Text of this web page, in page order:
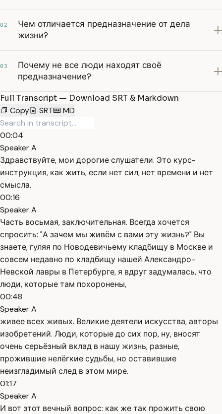
02
Чем отличается предназначение от дела
жизни?
03
Почему не все люди находят своё
предназначение?
Full Transcript — Download SRT & Markdown
Copy
SRT MD
00:04
Speaker A
Здравствуйте, мои дорогие слушатели. Это курс-
инструкция, как жить, если нет сил, нет времени и нет
смысла.
00:16
Speaker A
Часть восьмая, заключительная. Всегда хочется
спросить: "А зачем мы живём с вами эту жизнь?" Вы
знаете, гуляя по Новодевичьему кладбищу в Москве и
совсем недавно по кладбищу нашей Александро-
Невской лавры в Петербурге, я вдруг задумалась, что
люди, которые там похоронены,
00:48
Speaker A
живее всех живых. Великие деятели искусства, авторы
изобретений. Люди, которые до сих пор, ну, вносят
очень серьёзный вклад в нашу жизнь, разные,
прожившие нелёгкие судьбы, но оставившие
неизгладимый след в этом мире.
01:17
Speaker A
И вот этот вечный вопрос: как же так прожить свою